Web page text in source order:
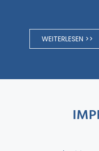
WEITERLESEN >>